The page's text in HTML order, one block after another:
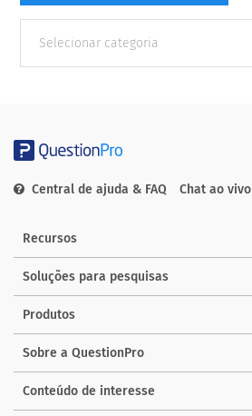
Categorias
Central de ajuda & FAQ Chat ao vivo
Recursos
Soluções para pesquisas
Produtos
Sobre a QuestionPro
Conteúdo de interesse